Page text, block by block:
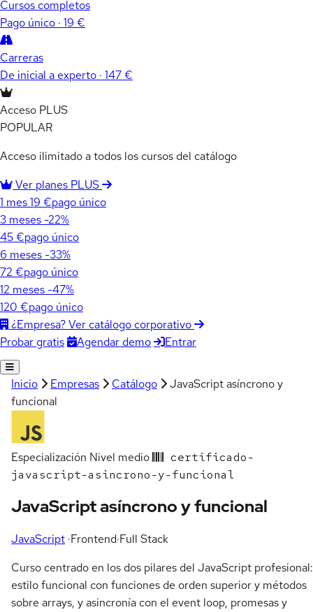
Cursos completos
Pago único · 19 €
Carreras
De inicial a experto · 147 €
Acceso PLUS
POPULAR
Acceso ilimitado a todos los cursos del catálogo
Ver planes PLUS
1 mes19 €pago único
3 meses -22%
45 €pago único
6 meses -33%
72 €pago único
12 meses -47%
120 €pago único
¿Empresa? Ver catálogo corporativo
Probar gratis
Agendar demo Entrar
Inicio Empresas Catálogo
JavaScript asíncrono y
funcional
Especialización Nivel medio
certificado-
javascript-asincrono-y-funcional
JavaScript asíncrono y funcional
JavaScript ·Frontend·Full Stack
Curso centrado en los dos pilares del JavaScript profesional:
estilo funcional con funciones de orden superior y métodos
sobre arrays, y asincronía con el event loop, promesas y